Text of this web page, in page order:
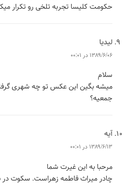
حکومت کلیسا تجربه تلخی رو تکرار
لیدیا
۱۳۸۹/۶/۰۶ در ۰۰:۰۱
سلام
میشه بگین این عکس تو چه شهری
جمعیه؟
آیه
۱۳۸۹/۶/۱۳ در ۰۰:۰۱
مرحبا به این غیرت شما
چادر میراث فاطمه زهراست. سکوت در